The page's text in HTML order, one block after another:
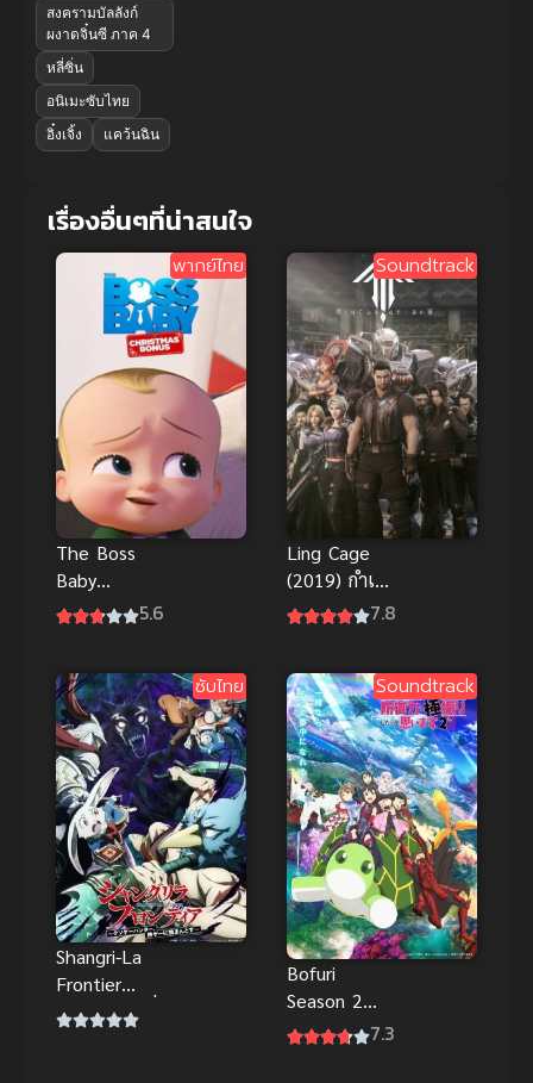
สงครามบัลลังก์
ผงาดจิ๋นซี ภาค 4
หลี่ซิ่น
อนิเมะซับไทย
อิ๋งเจิ้ง
แคว้นฉิน
เรื่องอื่นๆที่น่าสนใจ
พากย์ไทย
The Boss
Baby
Christmas
พากย์ไทยดูฟรี
จ้า
5.6
Soundtrack
Ling Cage
(2019) กำเนิด
เกิดใหม่
7.8
ซับไทย
Shangri-La
Frontier
Season 2 เมื่อ
Soundtrack
Bofuri
Season 2
น้องโล่สาย7.3